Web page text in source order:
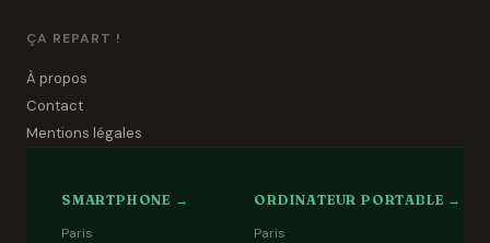
ÇA REPART !
À propos
Contact
Mentions légales
SMARTPHONE →
Paris
ORDINATEUR PORTABLE →
Paris